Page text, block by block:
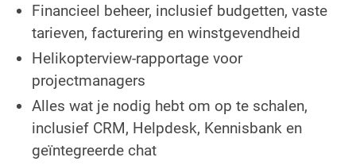
Financieel beheer, inclusief budgetten, vaste
tarieven, facturering en winstgevendheid
Helikopterview-rapportage voor
projectmanagers
Alles wat je nodig hebt om op te schalen,
inclusief CRM, Helpdesk, Kennisbank en
geïntegreerde chat